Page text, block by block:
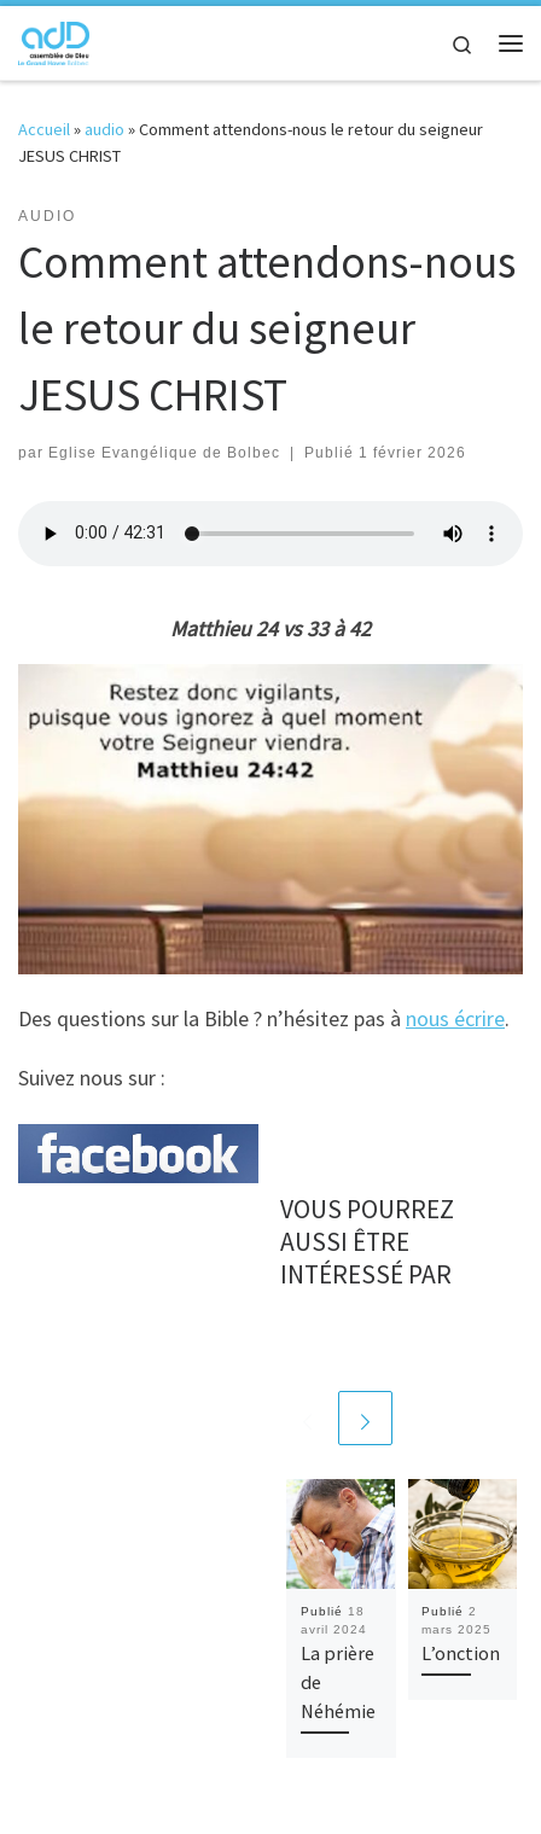
Passer au contenu
Search
Accueil» audio »Comment attendons-nous le retour du seigneur
JESUS CHRIST
AUDIO
Comment attendons-nous
le retour du seigneur
JESUS CHRIST
par Eglise Evangélique de Bolbec | Publié 1 février 2026
Matthieu 24 vs 33 à 42
Des questions sur la Bible ? n’hésitez pas à nous écrire.
Suivez nous sur :
VOUS POURREZ
AUSSI ÊTRE
INTÉRESSÉ PAR
Publié
18
avril 2024
La prière
de
Néhémie
Publié2
mars 2025
L’onction